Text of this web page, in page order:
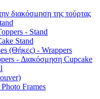
διακόσμηση της τούρτας
- Stand
Stand
(Θήκες) - Wrappers
- Διακόσμηση Cupcake
Frames